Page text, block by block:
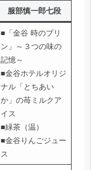
服部慎一郎七段
■「金谷 時のプリ
ン」～３つの味の
記憶～
■金谷ホテルオリジ
ナル「とちあい
か」の苺ミルクア
イス
■緑茶（温）
■金谷りんごジュー
ス